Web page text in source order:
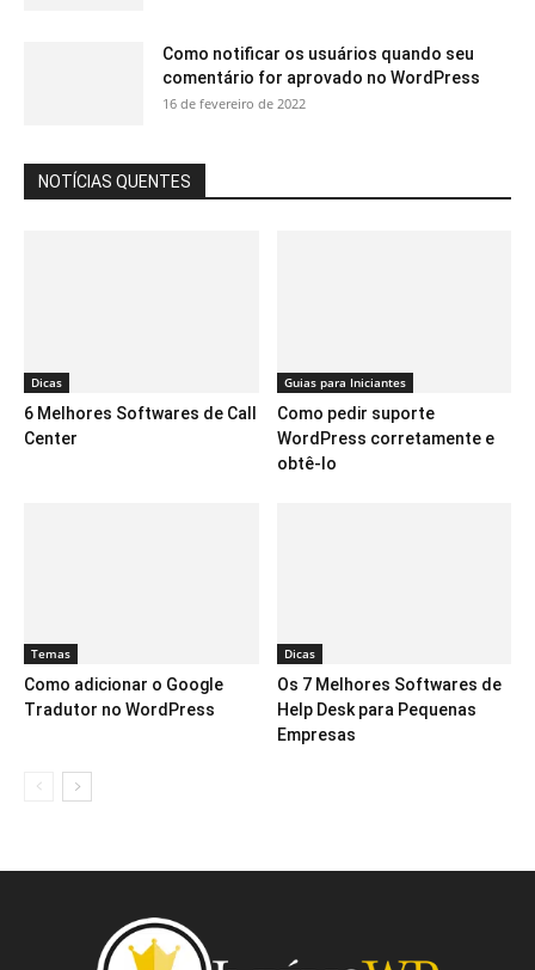
Como notificar os usuários quando seu
comentário for aprovado no WordPress
16 de fevereiro de 2022
NOTÍCIAS QUENTES
Dicas
6 Melhores Softwares de Call
Center
Guias para Iniciantes
Como pedir suporte
WordPress corretamente e
obtê-lo
Temas
Como adicionar o Google
Tradutor no WordPress
Dicas
Os 7 Melhores Softwares de
Help Desk para Pequenas
Empresas